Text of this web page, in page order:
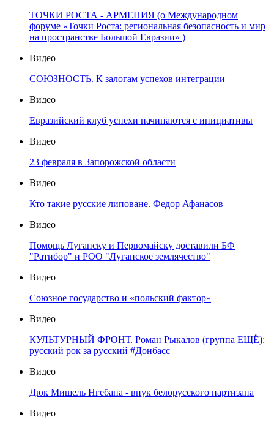
ТОЧКИ РОСТА - АРМЕНИЯ (о Международном
форуме «Точки Роста: региональная безопасность и мир
на пространстве Большой Евразии» )
Видео
СОЮЗНОСТЬ. К залогам успехов интеграции
Видео
Евразийский клуб успехи начинаются с инициативы
Видео
23 февраля в Запорожской области
Видео
Кто такие русские липоване. Федор Афанасов
Видео
Помощь Луганску и Первомайску доставили БФ
"Ратибор" и РОО "Луганское землячество"
Видео
Союзное государство и «польский фактор»
Видео
КУЛЬТУРНЫЙ ФРОНТ. Роман Рыкалов (группа ЕЩЁ):
русский рок за русский #Донбасс
Видео
Дюк Мишель Нгебана - внук белорусского партизана
Видео